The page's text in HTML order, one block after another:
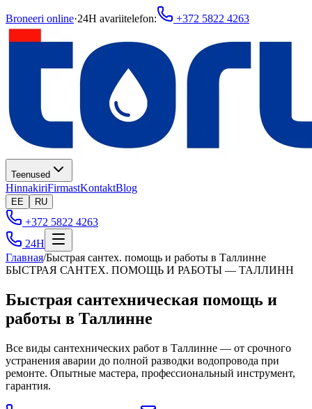
Broneeri online·24H avariitelefon: +372 5822 4263
Teenused
HinnakiriFirmastKontaktBlog
EE RU
+372 5822 4263
24H
Главная/Быстрая сантех. помощь и работы в Таллинне
БЫСТРАЯ САНТЕХ. ПОМОЩЬ И РАБОТЫ — ТАЛЛИНН
Быстрая сантехническая помощь и
работы в Таллинне
Все виды сантехнических работ в Таллинне — от срочного
устранения аварии до полной разводки водопровода при
ремонте. Опытные мастера, профессиональный инструмент,
гарантия.